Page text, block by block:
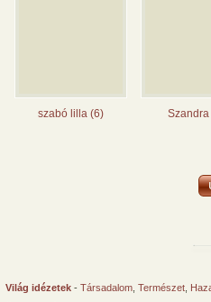
szabó lilla (6)
Világ idézetek - Társadalom Természet